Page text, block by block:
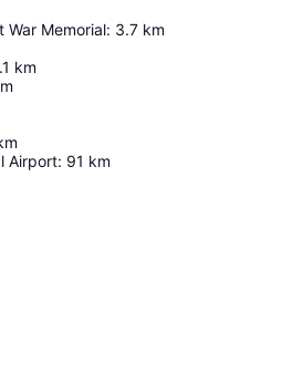
War Memorial: 3.7 km
km
Airport: 91 km